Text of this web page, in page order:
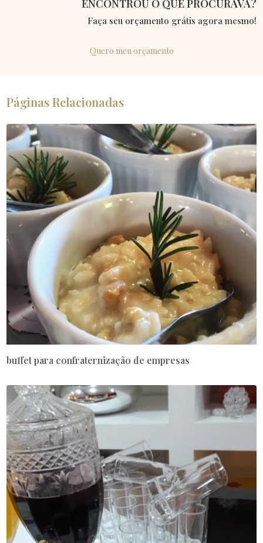
ENCONTROU O QUE PROCURAVA?
Faça seu orçamento grátis agora mesmo!
Quero meu orçamento
Páginas Relacionadas
buffet para confraternização de empresas